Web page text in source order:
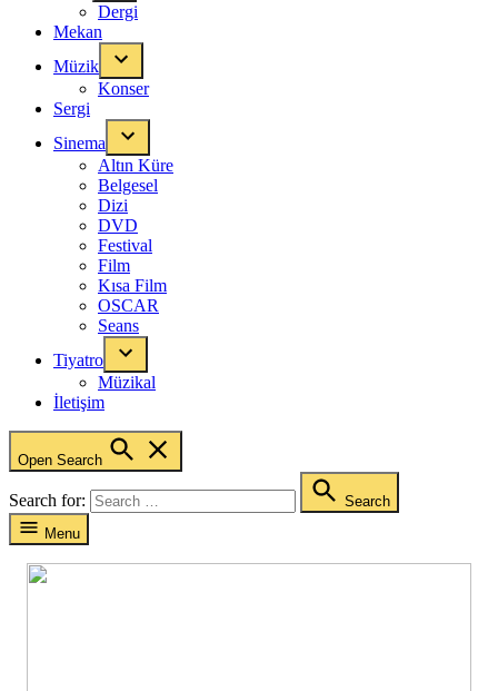
Dergi
Mekan
Müzik
Konser
Sergi
Sinema
Altın Küre
Belgesel
Dizi
DVD
Festival
Film
Kısa Film
OSCAR
Seans
Tiyatro
Müzikal
İletişim
Open Search
Search for:
Search
Menu